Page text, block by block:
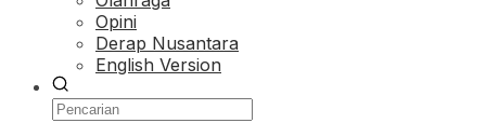
Opini
Derap Nusantara
English Version